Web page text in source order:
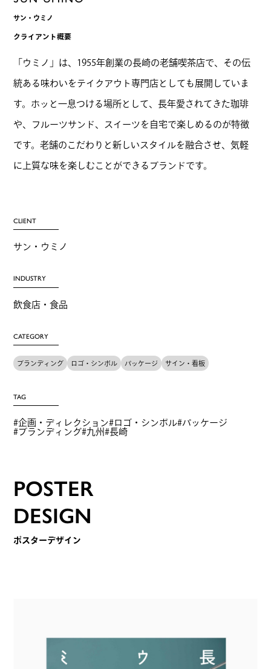
サン・ウミノ
クライアント概要
「ウミノ」は、1955年創業の長崎の老舗喫茶店で、その伝
統ある味わいをテイクアウト専門店としても展開していま
す。ホッと一息つける場所として、長年愛されてきた珈琲
や、フルーツサンド、スイーツを自宅で楽しめるのが特徴
です。老舗のこだわりと新しいスタイルを融合させ、気軽
に上質な味を楽しむことができるブランドです。
CLIENT
サン・ウミノ
INDUSTRY
飲食店・食品
CATEGORY
ブランディング ロゴ・シンボル パッケージ サイン・看板
TAG
企画・ディレクション ロゴ・シンボル
パッケージ
ブランディング 九州 長崎
POSTER
DESIGN
ポスターデザイン